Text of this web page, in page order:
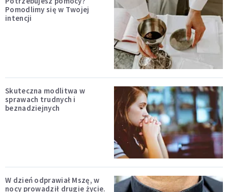
Pomodlimy się w Twojej
intencji
Skuteczna modlitwa w
sprawach trudnych i
beznadziejnych
W dzień odprawiał Mszę, w
nocy prowadził drugie życie.